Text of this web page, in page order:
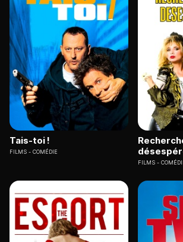
Tais-toi !
FILMS COMÉDIE
FILMS